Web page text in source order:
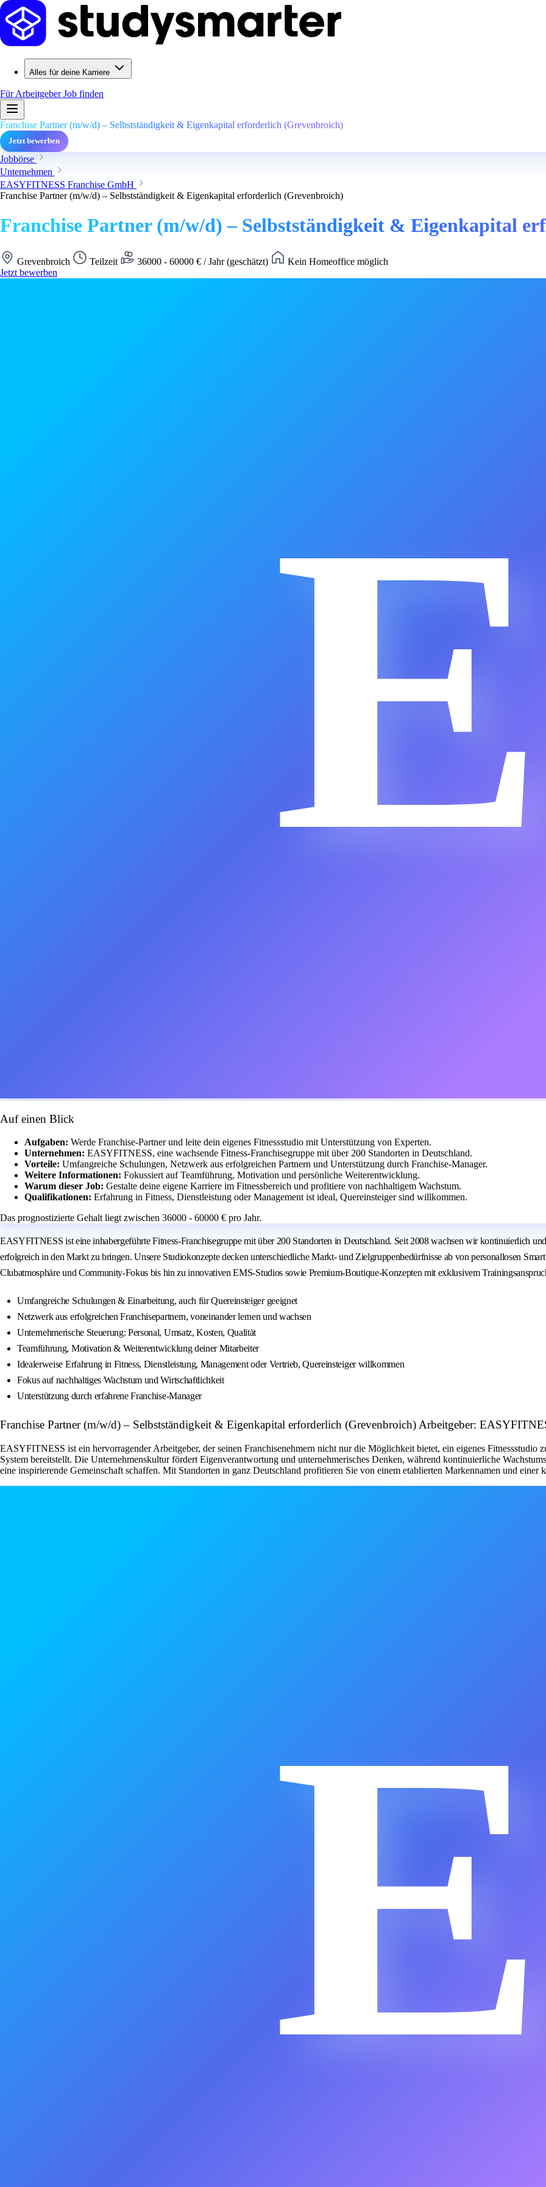
Alles für deine Karriere
Für ArbeitgeberJob finden
Franchise Partner (m/w/d) – Selbstständigkeit & Eigenkapital erforderlich (Grevenbroich)
Jetzt bewerben
Jobbörse
Unternehmen
EASYFITNESS Franchise GmbH
Franchise Partner (m/w/d) – Selbstständigkeit & Eigenkapital erforderlich (Grevenbroich)
Franchise Partner (m/w/d) – Selbstständigkeit & Eigenkapital
Grevenbroich Teilzeit 36000 - 60000 € / Jahr (geschätzt)
Kein Homeoffice möglich
Jetzt bewerben
E
Auf einen Blick
Aufgaben: Werde Franchise-Partner und leite dein eigenes Fitnessstudio mit Unterstützung von Experten.
Unternehmen: EASYFITNESS, eine wachsende Fitness-Franchisegruppe mit über 200 Standorten in Deutschland.
Vorteile: Umfangreiche Schulungen, Netzwerk aus erfolgreichen Partnern und Unterstützung durch Franchise-Manager.
Weitere Informationen: Fokussiert auf Teamführung, Motivation und persönliche Weiterentwicklung.
Warum dieser Job: Gestalte deine eigene Karriere im Fitnessbereich und profitiere von nachhaltigem Wachstum.
Qualifikationen: Erfahrung in Fitness, Dienstleistung oder Management ist ideal, Quereinsteiger sind willkommen.
Das prognostizierte Gehalt liegt zwischen 36000 - 60000 € pro Jahr.
EASYFITNESS ist eine inhabergeführte Fitness-Franchisegruppe mit über 200 Standorten in Deutschland. Seit 2008 wachsen wir kontinuierlich
erfolgreich in den Markt zu bringen. Unsere Studiokonzepte decken unterschiedliche Markt- und Zielgruppenbedürfnisse ab von personallosen
Clubatmosphäre und Community-Fokus bis hin zu innovativen EMS-Studios sowie Premium-Boutique-Konzepten mit exklusivem
Umfangreiche Schulungen & Einarbeitung, auch für Quereinsteiger geeignet
Netzwerk aus erfolgreichen Franchisepartnern, voneinander lernen und wachsen
Unternehmerische Steuerung: Personal, Umsatz, Kosten, Qualität
Teamführung, Motivation & Weiterentwicklung deiner Mitarbeiter
Idealerweise Erfahrung in Fitness, Dienstleistung, Management oder Vertrieb, Quereinsteiger willkommen
Fokus auf nachhaltiges Wachstum und Wirtschaftlichkeit
Unterstützung durch erfahrene Franchise-Manager
Franchise Partner (m/w/d) – Selbstständigkeit & Eigenkapital erforderlich (Grevenbroich) Arbeitgeber:
EASYFITNESS ist ein hervorragender Arbeitgeber, der seinen Franchisenehmern nicht nur die Möglichkeit bietet, ein eigenes Fitnessstudio
System bereitstellt. Die Unternehmenskultur fördert Eigenverantwortung und unternehmerisches Denken, während kontinuierliche
eine inspirierende Gemeinschaft schaffen. Mit Standorten in ganz Deutschland profitieren Sie von einem etablierten Markennamen und
E